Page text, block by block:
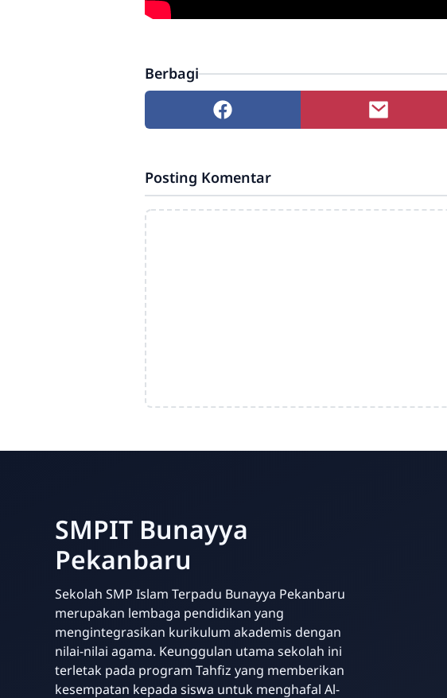
Berbagi
Posting Komentar
SMPIT Bunayya
Pekanbaru
Sekolah SMP Islam Terpadu Bunayya Pekanbaru
merupakan lembaga pendidikan yang
mengintegrasikan kurikulum akademis dengan
nilai-nilai agama. Keunggulan utama sekolah ini
terletak pada program Tahfiz yang memberikan
kesempatan kepada siswa untuk menghafal Al-